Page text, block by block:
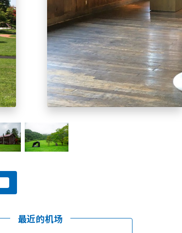
YouTu
be
Instag
ram
最近的机场